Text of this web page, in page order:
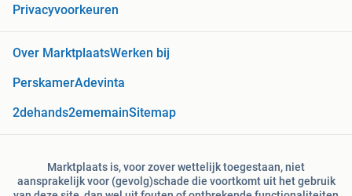
Privacyvoorkeuren
Over MarktplaatsWerken bij
PerskamerAdevinta
2dehands2ememainSitemap
Marktplaats is, voor zover wettelijk toegestaan, niet
aansprakelijk voor (gevolg)schade die voortkomt uit het gebruik